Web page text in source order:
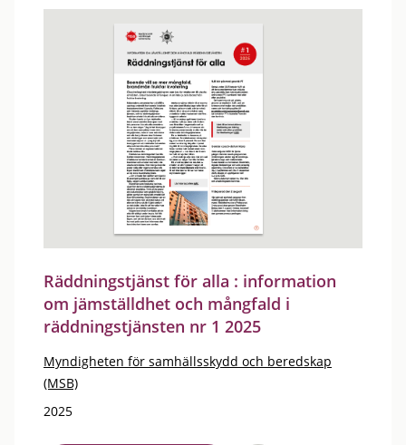
Räddningstjänst för alla : information
om jämställdhet och mångfald i
räddningstjänsten nr 1 2025
Myndigheten för samhällsskydd och beredskap
(MSB)
2025